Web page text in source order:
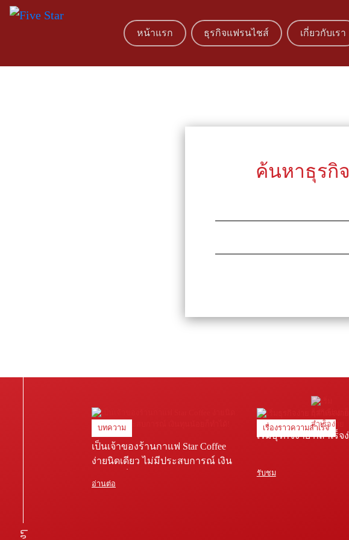
หน้าแรก ธุรกิจแฟรนไชส์ เกี่ยวกับเรา
ค้นหาธุรกิ
บทความ
เป็นเจ้าของร้านกาแฟ Star Coffee
ง่ายนิดเดียว ไม่มีประสบการณ์ เงิน
อ่านต่อ
เรื่องราวความสำเร็จ
เริ่มธุรกิจง่าย ก็สำเร็จ
รับชม